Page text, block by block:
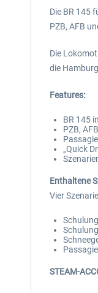
Die BR 145
PZB, AFB
Die
die
Features:
BR 145
PZB,
„Quick
Enthaltene
Vier
STEAM-